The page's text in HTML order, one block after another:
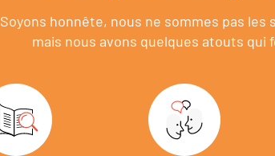
Soyons honnête, nous ne sommes pas
mais nous avons quelques atouts